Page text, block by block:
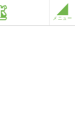
メニュー